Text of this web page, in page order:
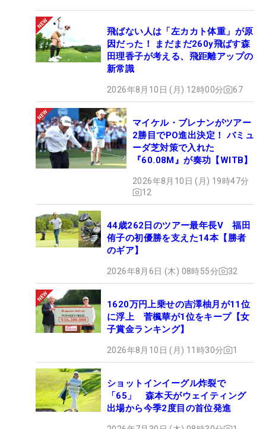
飛ばない人は「左カカト体重」が原
因だった！ まだまだ260y飛ばす森
田理香子が考える、飛距離アップの
新常識
2026年8月10日 (月) 12時00分 67
マイケル・ブレナンがツアー
2勝目でPO進出決定！ バミュ
ーダ芝対策で入れた
『60.08M』が奏功【WITB】
2026年8月10日 (月) 19時47分
12
44歳262日のツアー最年長V 福田
侑子の初優勝を支えた14本【勝者
のギア】
2026年8月6日 (木) 08時55分 32
1620万円上乗せの吉澤柚月が11位
に浮上 菅楓華が1位をキープ【女
子賞金ランキング】
2026年8月10日 (月) 11時30分 1
ショットインイーグル炸裂で
「65」 森本天がウェイティング
出場から今季2度目の首位発進